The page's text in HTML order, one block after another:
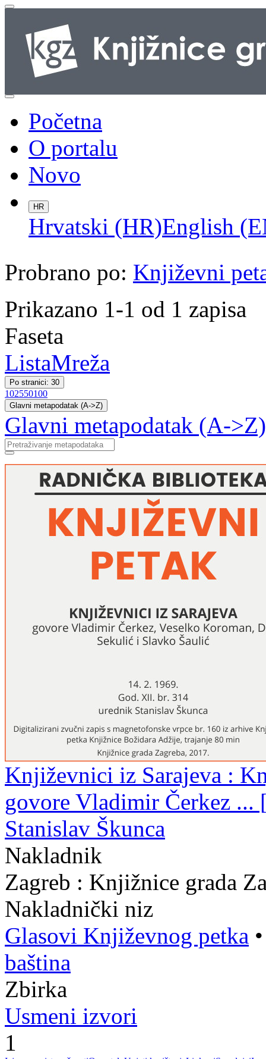
Početna
O portalu
Novo
HR
Hrvatski (HR)English
Probrano po: Književni
Prikazano 1-1 od 1 zapisa
Faseta
ListaMreža
Po stranici: 30
102550100
Glavni metapodatak (A->Z)
Glavni metapodatak (A->Z)
Književnici iz Sarajeva :
govore Vladimir Čerkez
Stanislav Škunca
Nakladnik
Zagreb : Knjižnice grada
Nakladnički niz
Glasovi Književnog petka
baština
Zbirka
Usmeni izvori
1